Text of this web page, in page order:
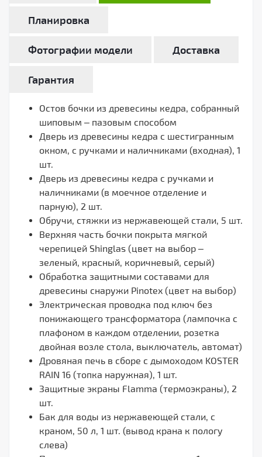
Планировка
Фотографии модели Доставка
Гарантия
Остов бочки из древесины кедра, собранный
шиповым – пазовым способом
Дверь из древесины кедра с шестигранным
окном, с ручками и наличниками (входная), 1
шт.
Дверь из древесины кедра с ручками и
наличниками (в моечное отделение и
парную), 2 шт.
Обручи, стяжки из нержавеющей стали, 5 шт.
Верхняя часть бочки покрыта мягкой
черепицей Shinglas (цвет на выбор –
зеленый, красный, коричневый, серый)
Обработка защитными составами для
древесины снаружи Pinotex (цвет на выбор)
Электрическая проводка под ключ без
понижающего трансформатора (лампочка с
плафоном в каждом отделении, розетка
двойная возле стола, выключатель, автомат)
Дровяная печь в сборе с дымоходом KOSTER
RAIN 16 (топка наружная), 1 шт.
Защитные экраны Flamma (термоэкраны), 2
шт.
Бак для воды из нержавеющей стали, с
краном, 50 л, 1 шт. (вывод крана к пологу
слева)